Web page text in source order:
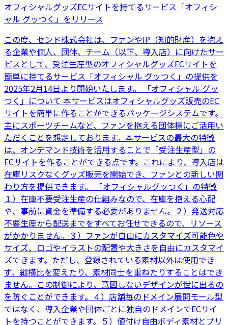
オフィシャルグッズECサイトを持てるサービス「オフィシ
ャル グッつく」をリリース
この度、センド株式会社は、ファンやIP（知的財産）を抱え
る企業や個人、団体、チーム（以下、導入店）に向けたサー
ビスとして、受注生産型のオフィシャルグッズECサイトを
簡単に持てるサービス「オフィシャル グッつく」の提供を
2025年2月14日より開始いたします。 「オフィシャル グッ
つく」について 本サービスはオフィシャルグッズ販売のEC
サイトを簡単に作ることができるパッケージシステムです。
主にスポーツチームなど、ファンを抱える団体様にご活用い
ただくことを想定しております。本サービスの最大の特徴
は、オンデマンド技術を活用することで「受注生産型」の
ECサイトを作ることができる点です。これにより、導入店は
在庫リスクなくグッズ販売を開始でき、ファンとの新しい関
わり方を提供できます。 「オフィシャルグッつく」の特徴
１）在庫不要受注生産の仕組みなので、在庫を抱える心配
や、事前に資金を準備する必要がありません。２）発送対応
不要生産から配送までをすべてお任せできるので、リソース
がかかりません。３）ファンが自由にカスタマイズ可能色や
サイズ、ロゴやイラストの配置や大きさを自由にカスタマイ
ズできます。ただし、登録されている素材以外は使用でき
ず、縦横比を変えたり、素材同士を重ねたりすることはでき
ません。この制御により、意図しないデザインが世に出るの
を防ぐことができます。４）店舗毎のドメイン展開モール型
ではなく、導入企業や団体ごとに独自のドメインでECサイ
トを持つことができます。５）値付け自由ボディ素材とプリ